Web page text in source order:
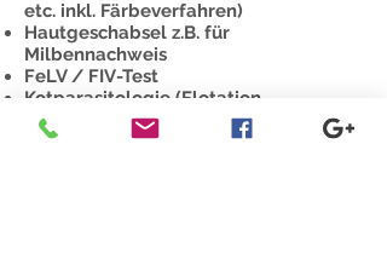
etc. inkl. Färbeverfahren)
Hautgeschabsel z.B. für
Milbennachweis
FeLV / FIV-Test
Kotparasitologie (Flotation -
Wurmeier Nachweis, Kryptosporidien,
Giardientest)